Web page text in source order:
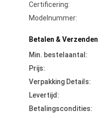
Certificering:
Modelnummer:
Betalen &
Min. bestelaantal:
Prijs:
Verpakking Details:
Levertijd:
Betalingscondities: